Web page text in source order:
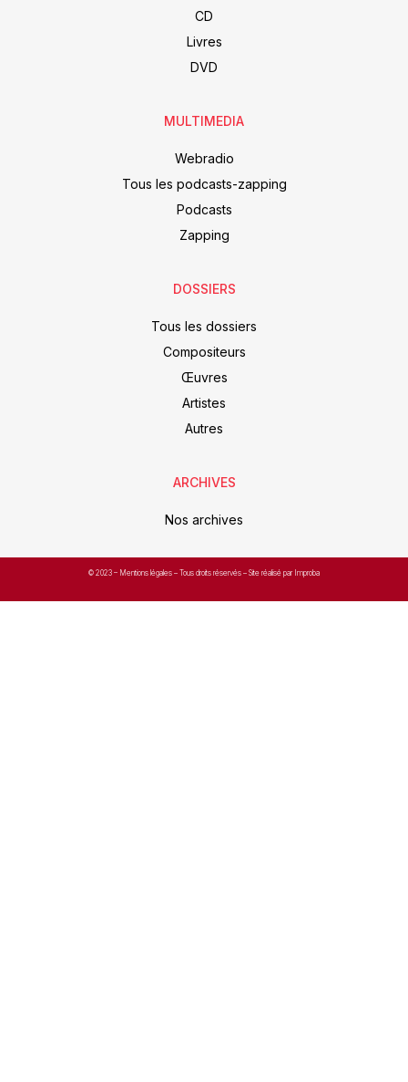
CD
Livres
DVD
MULTIMEDIA
Webradio
Tous les podcasts-zapping
Podcasts
Zapping
DOSSIERS
Tous les dossiers
Compositeurs
Œuvres
Artistes
Autres
ARCHIVES
Nos archives
© 2023 – Mentions légales – Tous droits réservés – Site réalisé par Improba